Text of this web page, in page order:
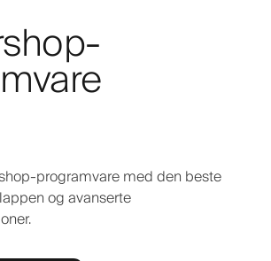
programvare med den beste
og avanserte